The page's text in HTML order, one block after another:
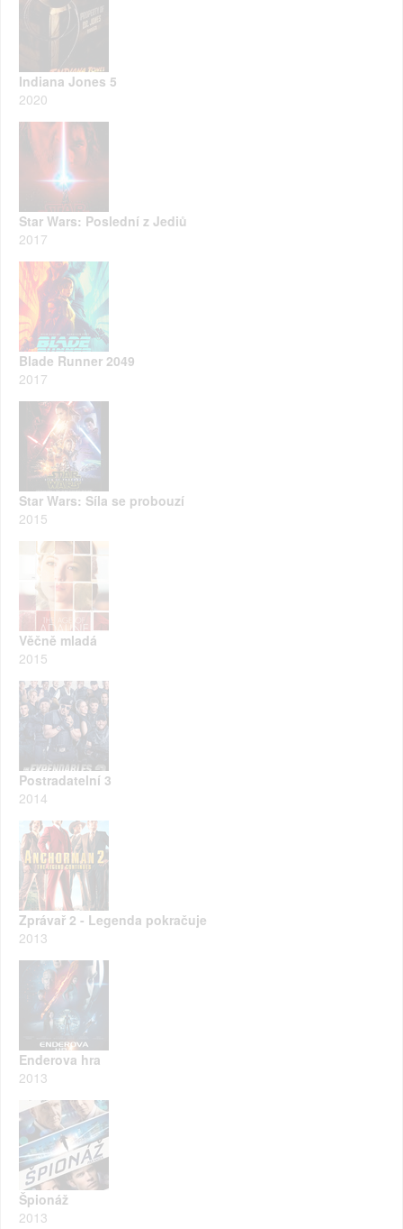
Indiana Jones 5
2020
Star Wars: Poslední z Jediů
2017
Blade Runner 2049
2017
Star Wars: Síla se probouzí
2015
Věčně mladá
2015
Postradatelní 3
2014
Zprávař 2 - Legenda pokračuje
2013
Enderova hra
2013
Špionáž
2013